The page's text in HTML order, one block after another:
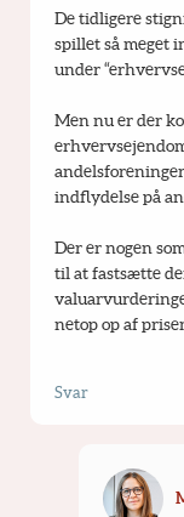
De tidligere
spillet så meget
under
Men nu er der
indflydelse på
Der er nogen
til at fastsætte
netop op af
Svar